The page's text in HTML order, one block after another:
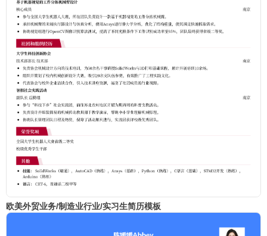
欧美外贸业务/制造业行业/实习生简历模板